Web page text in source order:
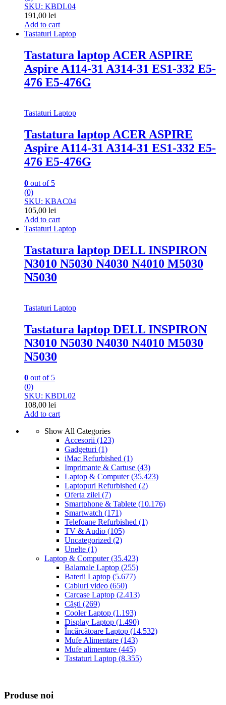
SKU: KBDL04
191,00 lei
Add to cart
Tastaturi Laptop
Tastatura laptop ACER ASPIRE
Aspire A114-31 A314-31 ES1-332 E5-
476 E5-476G
Tastaturi Laptop
Tastatura laptop ACER ASPIRE
Aspire A114-31 A314-31 ES1-332 E5-
476 E5-476G
0 out of 5
(0)
SKU: KBAC04
105,00 lei
Add to cart
Tastaturi Laptop
Tastatura laptop DELL INSPIRON
N3010 N5030 N4030 N4010 M5030
N5030
Tastaturi Laptop
Tastatura laptop DELL INSPIRON
N3010 N5030 N4030 N4010 M5030
N5030
0 out of 5
(0)
SKU: KBDL02
108,00 lei
Add to cart
Show All Categories
Accesorii (123)
Gadgeturi (1)
iMac Refurbished (1)
Imprimante & Cartuse (43)
Laptop & Computer(35.423)
Laptopuri Refurbished (2)
Oferta zilei (7)
Smartphone & Tablete (10.176)
Smartwatch (171)
Telefoane Refurbished (1)
TV & Audio (105)
Uncategorized (2)
Unelte (1)
Laptop & Computer(35.423)
Balamale Laptop (255)
Baterii Laptop (5.677)
Cabluri video (650)
Carcase Laptop (2.413)
Căști (269)
Cooler Laptop (1.193)
Display Laptop (1.490)
Încărcătoare Laptop (14.532)
Mufe Alimentare (143)
Mufe alimentare (445)
Tastaturi Laptop (8.355)
Produse noi